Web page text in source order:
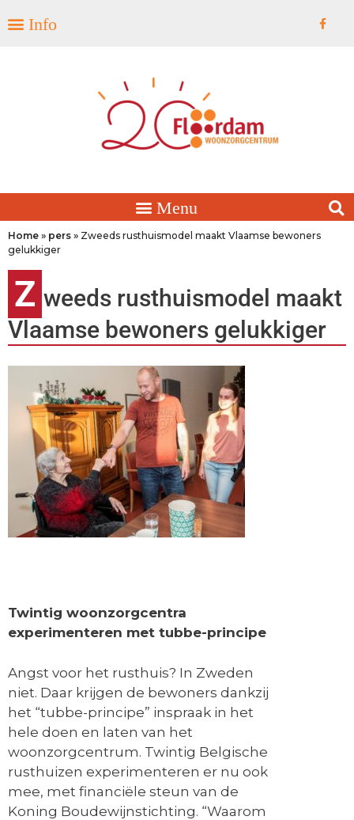
Home » pers » Zweeds rusthuismodel maakt Vlaamse bewoners
gelukkiger
Z weeds rusthuismodel maakt
Vlaamse bewoners gelukkiger
Twintig woonzorgcentra
experimenteren met tubbe-principe
Angst voor het rusthuis? In Zweden
niet. Daar krijgen de bewoners dankzij
het “tubbe-principe” inspraak in het
hele doen en laten van het
woonzorgcentrum. Twintig Belgische
rusthuizen experimenteren er nu ook
mee, met financiële steun van de
Koning Boudewijnstichting. “Waarom